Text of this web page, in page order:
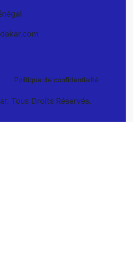
Politique de confidentialité
Tous Droits Réservés.